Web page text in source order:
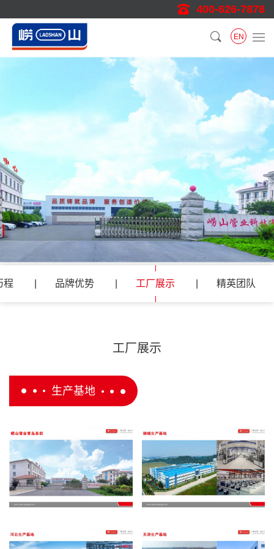
400-626-7878
EN
程 品牌优势 工厂展示 精英团队
工厂展示
生产基地